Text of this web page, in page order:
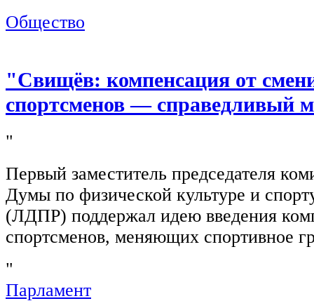
Общество
"Свищёв: компенсация от
спортсменов — справедливый
"
Первый заместитель председателя
Думы по физической культуре и
(ЛДПР) поддержал идею введения
спортсменов, меняющих спортивное
"
Парламент